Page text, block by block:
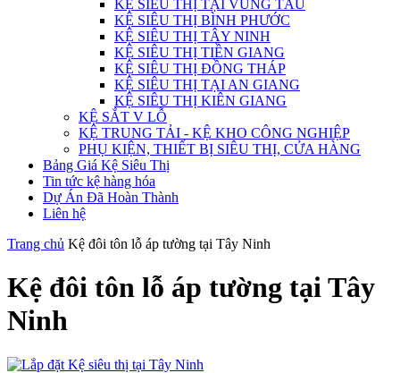
KỆ SIÊU THỊ TẠI VŨNG TÀU
KỆ SIÊU THỊ BÌNH PHƯỚC
KỆ SIÊU THỊ TÂY NINH
KỆ SIÊU THỊ TIỀN GIANG
KỆ SIÊU THỊ ĐỒNG THÁP
KỆ SIÊU THỊ TẠI AN GIANG
KỆ SIÊU THỊ KIÊN GIANG
KỆ SẮT V LỖ
KỆ TRUNG TẢI - KỆ KHO CÔNG NGHIỆP
PHỤ KIỆN, THIẾT BỊ SIÊU THỊ, CỬA HÀNG
Bảng Giá Kệ Siêu Thị
Tin tức kệ hàng hóa
Dự Án Đã Hoàn Thành
Liên hệ
Trang chủ Kệ đôi tôn lỗ áp tường tại Tây Ninh
Kệ đôi tôn lỗ áp tường tại Tây
Ninh